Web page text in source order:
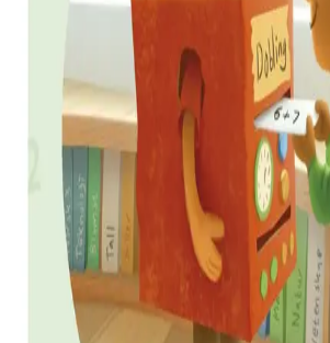
Fri frakt på bestillinger over 349,-
Les mer
Denne boka kommer i ny utgave til
Lærerveiledningen følger grunnboka
inneholder det læreren trenger til den
planleggingen og gjennomføringen av
Her finner du relevant fagstoff,
flere aktiviteter, forslag til utforsking
samhandling i klassen, samt tips til
jobbe praktisk og i kladdebok.
lærerens gode hjelper inn i